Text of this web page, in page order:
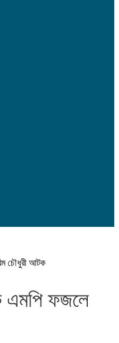
চৌধুরী আটক
এমপি ফজলে